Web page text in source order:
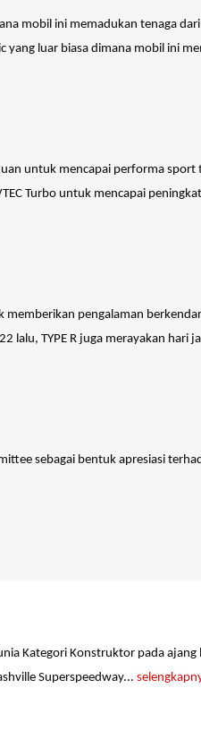
mobil ini memadukan tenaga
yang luar biasa dimana mobil ini
untuk mencapai performa sport
Turbo untuk mencapai
memberikan pengalaman
lalu, TYPE R juga merayakan hari
sebagai bentuk apresiasi
Kategori Konstruktor pada ajang
Superspeedway...